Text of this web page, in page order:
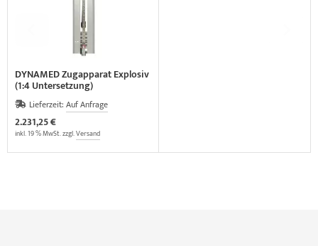
DYNAMED Zugapparat Explosiv
(1:4 Untersetzung)
(VERSANDKOSTEN AUF
ANFRAGE)
Lieferzeit: Auf Anfrage
2.231,25 €
inkl. 19 % MwSt. zzgl.Versand